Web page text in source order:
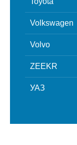
Volkswagen
Volvo
ZEEKR
УАЗ